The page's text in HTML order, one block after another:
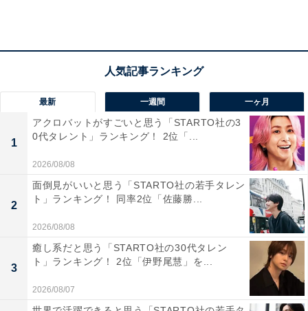
「独特すぎる世界観に他の芸人が巻き込まれていく姿が
あまりに面白くて、有吉さんもその感覚を楽しんでると
伝わってくる（40代・男性）」
もう中学生さんのほっこりさせてくれる優しい雰囲気、
シュールなボケで周りを巻き込む独特な世界観が好きと
いう声が集まり、5位となりました。
最新 一週間 一ヶ月
1
アクロバットがすごいと思う「STARTO社の3
0代タレント」ランキング！ 2位「...
2026/08/08
2
面倒見がいいと思う「STARTO社の若手タレン
ト」ランキング！ 同率2位「佐藤勝...
2026/08/08
3
癒し系だと思う「STARTO社の30代タレン
ト」ランキング！ 2位「伊野尾慧」を...
2026/08/07